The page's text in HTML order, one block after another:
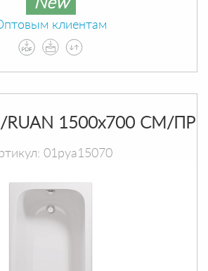
New
клиентам
RUAN 1500х700 СМ/ПР
01руа15070